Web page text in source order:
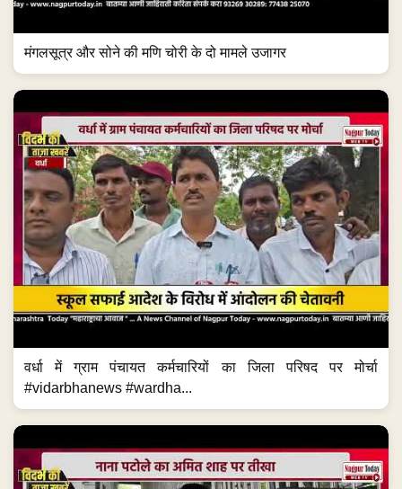
मंगलसूत्र और सोने की मणि चोरी के दो मामले उजागर
वर्धा में ग्राम पंचायत कर्मचारियों का जिला परिषद पर मोर्चा
#vidarbhanews #wardha...